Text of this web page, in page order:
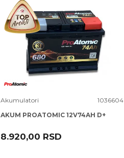
Uporedi
Akumulatori
1036604
AKUM PROATOMIC 12V74AH D+
8.920,00 RSD